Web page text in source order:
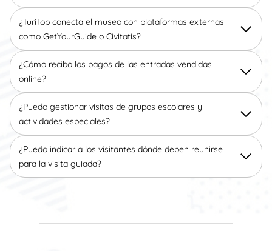
¿TuriTop conecta el museo con plataformas externas
como GetYourGuide o Civitatis?
¿Cómo recibo los pagos de las entradas vendidas
online?
¿Puedo gestionar visitas de grupos escolares y
actividades especiales?
¿Puedo indicar a los visitantes dónde deben reunirse
para la visita guiada?